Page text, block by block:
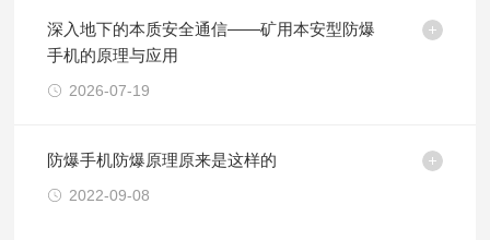
深入地下的本质安全通信——矿用本安型防爆
手机的原理与应用
2026-07-19
防爆手机防爆原理原来是这样的
2022-09-08